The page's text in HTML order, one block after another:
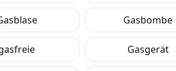
Gasbombe
Gasgerät